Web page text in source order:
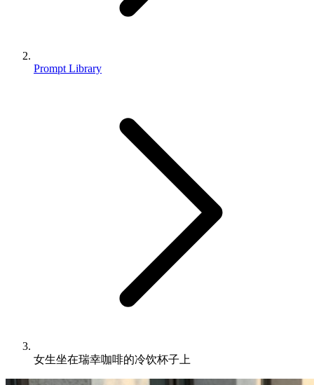
Prompt Library
女生坐在瑞幸咖啡的冷饮杯子上